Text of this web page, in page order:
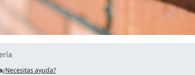
¿Necesitas ayuda?